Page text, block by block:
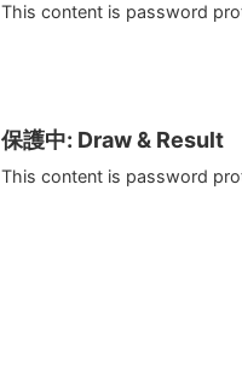
This content is password
保護中: Draw & Result
This content is password